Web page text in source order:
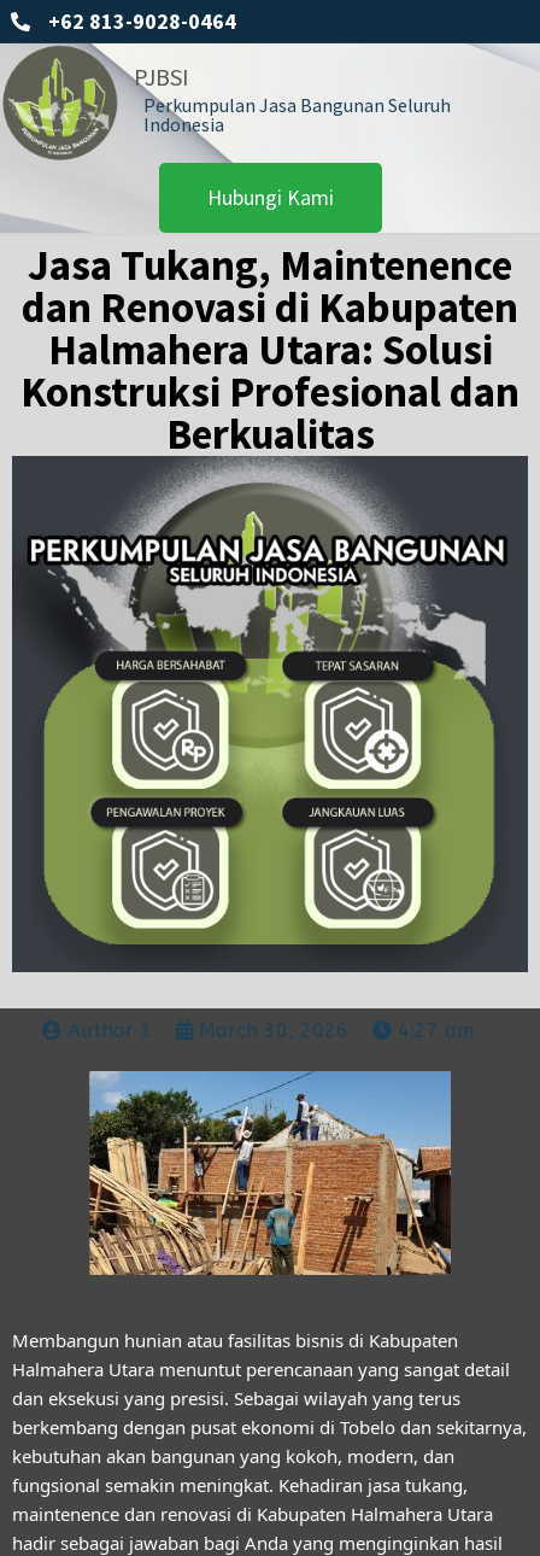
+62 813-9028-0464
PJBSI
Perkumpulan Jasa Bangunan Seluruh
Indonesia
Hubungi Kami
Jasa Tukang, Maintenence
dan Renovasi di Kabupaten
Halmahera Utara: Solusi
Konstruksi Profesional dan
Berkualitas
Author 1 March 30, 2026 4:27 am
Membangun hunian atau fasilitas bisnis di Kabupaten
Halmahera Utara menuntut perencanaan yang sangat detail
dan eksekusi yang presisi. Sebagai wilayah yang terus
berkembang dengan pusat ekonomi di Tobelo dan sekitarnya,
kebutuhan akan bangunan yang kokoh, modern, dan
fungsional semakin meningkat. Kehadiran jasa tukang,
maintenence dan renovasi di Kabupaten Halmahera Utara
hadir sebagai jawaban bagi Anda yang menginginkan hasil